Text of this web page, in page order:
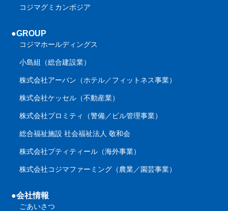
コジマグミカンボジア
●GROUP
コジマホールディングス
小島組（総合建設業）
株式会社アーバン（ホテル／フィットネス事業）
株式会社ケッセル（不動産業）
株式会社プロミティ（警備／ビル管理事業）
総合福祉施設 社会福祉法人 敬和会
株式会社プティティール（海外事業）
株式会社コジマファーミング（農業／園芸事業）
●会社情報
ごあいさつ